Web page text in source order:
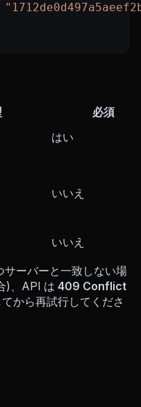
必須
はい
いいえ
いいえ
サーバーと一致しない場
)、API は 409 Conflict
てから再試行してくださ